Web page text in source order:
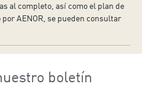
al completo, así como el plan de
AENOR, se pueden consultar
boletín